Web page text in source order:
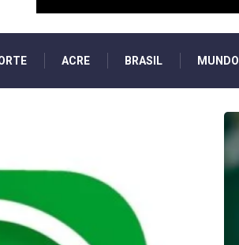
ACRE BRASIL MUNDO